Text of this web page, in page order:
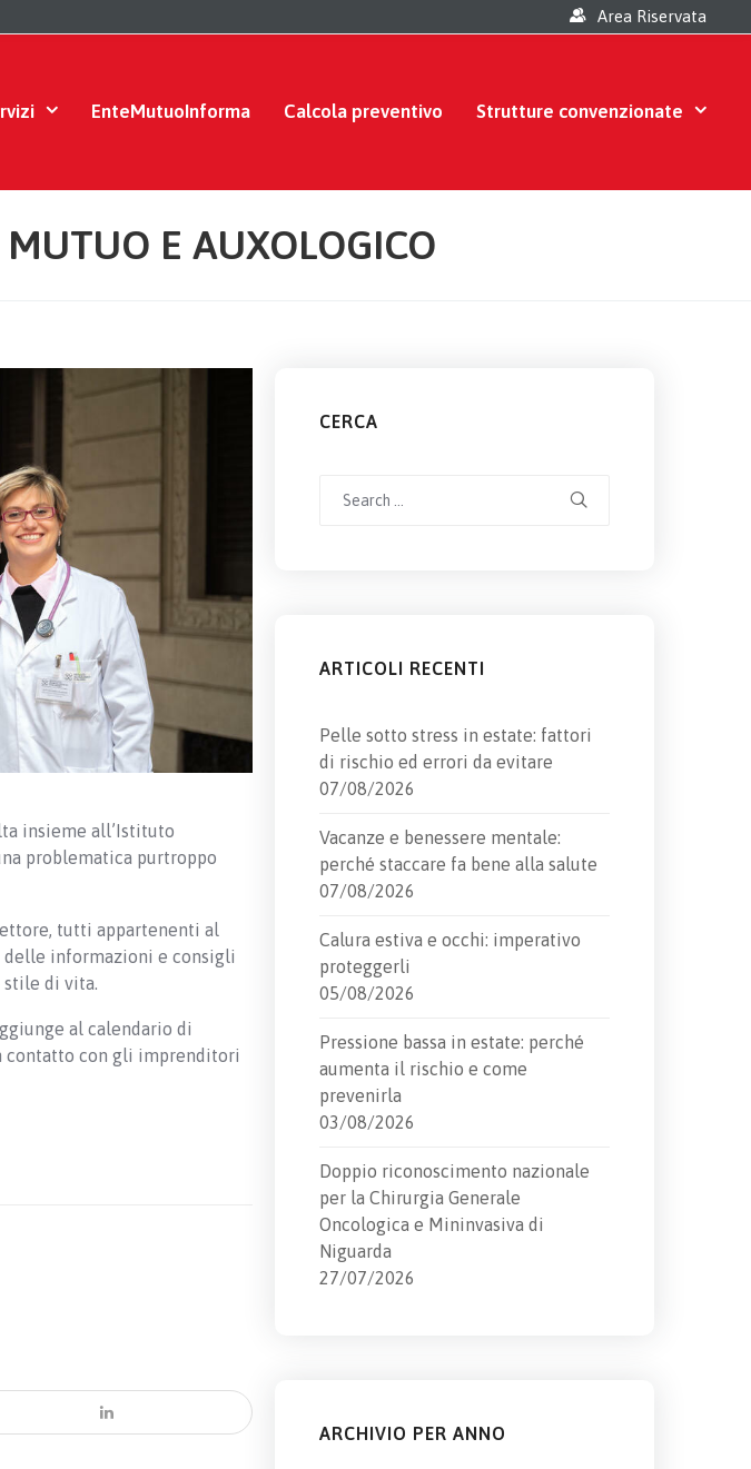
Area Riservata
EnteMutuoInforma Calcola preventivo Strutture convenzionate
E AUXOLOGICO
insieme all’Istituto
problematica purtroppo
tutti appartenenti al
delle informazioni e consigli
di vita.
al calendario di
contatto con gli imprenditori
CERCA
ARTICOLI RECENTI
Pelle sotto stress in estate: fattori
di rischio ed errori da evitare
07/08/2026
Vacanze e benessere mentale:
perché staccare fa bene alla salute
07/08/2026
Calura estiva e occhi: imperativo
proteggerli
05/08/2026
Pressione bassa in estate: perché
aumenta il rischio e come
prevenirla
03/08/2026
Doppio riconoscimento nazionale
per la Chirurgia Generale
Oncologica e Mininvasiva di
Niguarda
27/07/2026
ARCHIVIO PER ANNO